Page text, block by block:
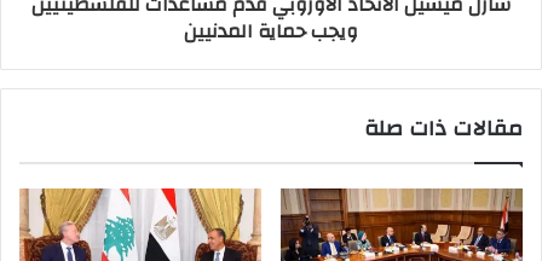
ويجب حماية المدنيين
مقالات ذات صلة